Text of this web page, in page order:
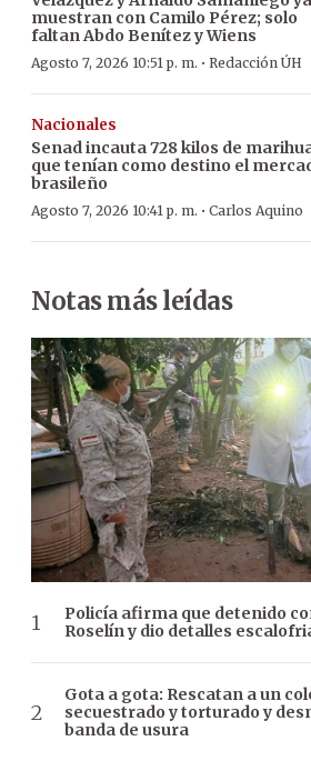
muestran con Camilo Pérez; solo
faltan Abdo Benítez y Wiens
Agosto 7, 2026 10:51 p. m. · Redacción ÚH
Nacionales
Senad incauta 728 kilos de
que tenían como destino el
brasileño
Agosto 7, 2026 10:41 p. m. · Carlos Aquino
Notas más leídas
Policía afirma que detenido
Roselín y dio detalles
Gota a gota: Rescatan a un
secuestrado y torturado y
banda de usura